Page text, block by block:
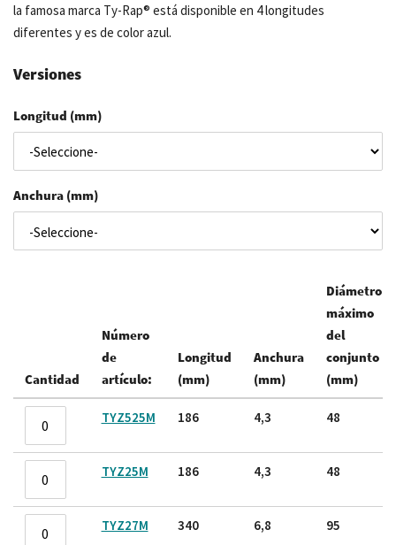
la famosa marca Ty-Rap® está disponible en 4 longitudes
diferentes y es de color azul.
Versiones
Longitud (mm)
Anchura (mm)
Elementos
artículos
agrupados
Cantidad
Número
de
artículo:
Longitud
(mm)
Anchura
(mm)
Diámetro
máximo
del
conjunto
(mm)
TYZ525M 186 4,3 48
TYZ25M 186 4,3 48
TYZ27M 340 6,8 95